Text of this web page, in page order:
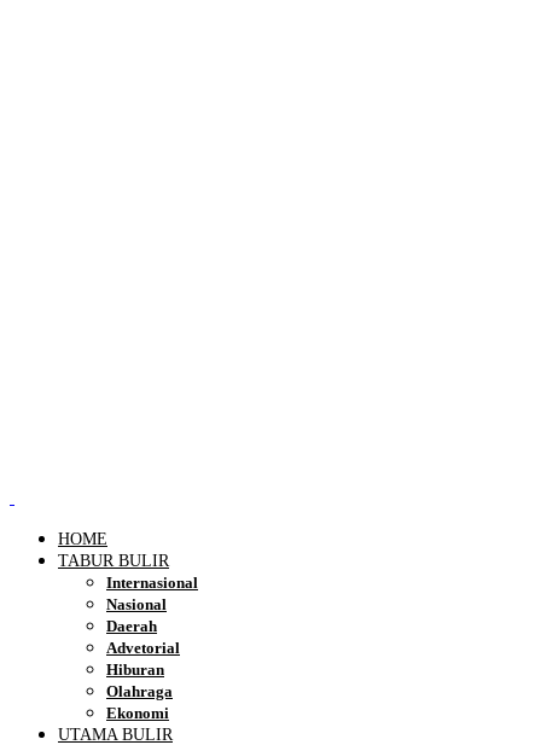
HOME
TABUR BULIR
Internasional
Nasional
Daerah
Advetorial
Hiburan
Olahraga
Ekonomi
UTAMA BULIR